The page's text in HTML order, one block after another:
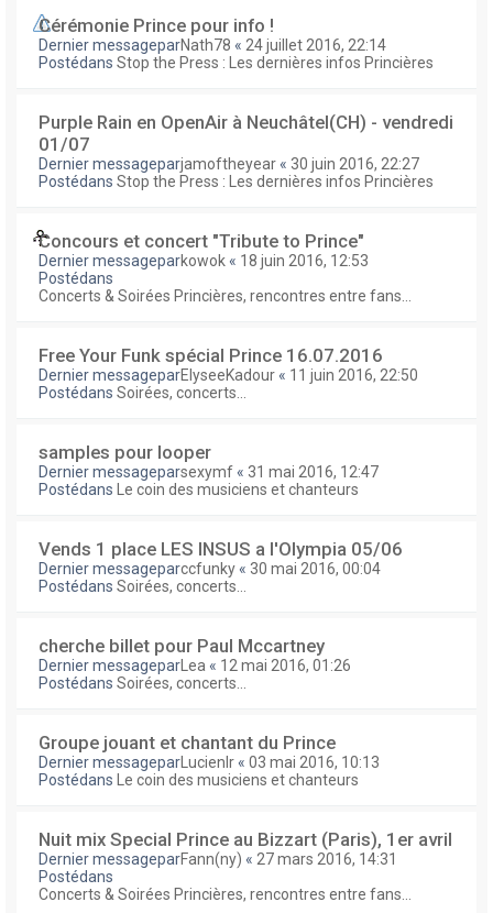
Cérémonie Prince pour info !
Dernier messageparNath78 « 24 juillet 2016, 22:14
Postédans Stop the Press : Les dernières infos Princières
Purple Rain en OpenAir à Neuchâtel(CH) - vendredi
01/07
Dernier messageparjamoftheyear « 30 juin 2016, 22:27
Postédans Stop the Press : Les dernières infos Princières
Concours et concert "Tribute to Prince"
Dernier messageparkowok « 18 juin 2016, 12:53
Postédans
Concerts & Soirées Princières, rencontres entre fans...
Free Your Funk spécial Prince 16.07.2016
Dernier messageparElyseeKadour « 11 juin 2016, 22:50
Postédans Soirées, concerts...
samples pour looper
Dernier messageparsexymf « 31 mai 2016, 12:47
Postédans
Le coin des musiciens et chanteurs
Vends 1 place LES INSUS a l'Olympia 05/06
Dernier messageparccfunky « 30 mai 2016, 00:04
Postédans Soirées, concerts...
cherche billet pour Paul Mccartney
Dernier messagepar Lea « 12 mai 2016, 01:26
Postédans Soirées, concerts...
Groupe jouant et chantant du Prince
Dernier messagepar Lucienlr « 03 mai 2016, 10:13
Postédans
Le coin des musiciens et chanteurs
Nuit mix Special Prince au Bizzart (Paris), 1er avril
Dernier messageparFann(ny) « 27 mars 2016, 14:31
Postédans
Concerts & Soirées Princières, rencontres entre fans...